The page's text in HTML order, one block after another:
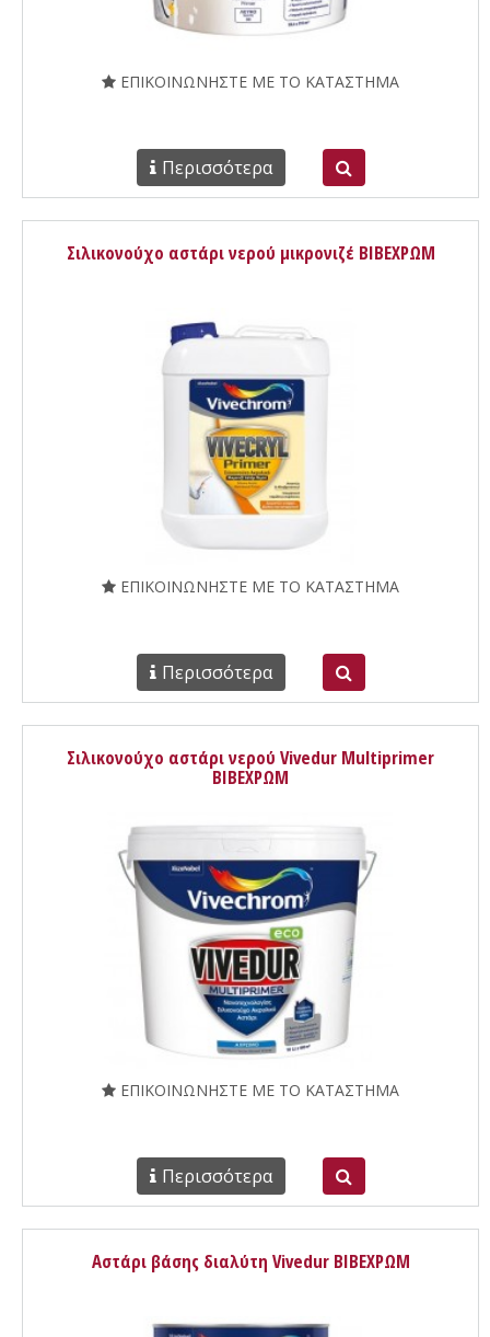
ΕΠΙΚΟΙΝΩΝΗΣΤΕ ΜΕ ΤΟ ΚΑΤΑΣΤΗΜΑ
Περισσότερα
Σιλικονούχο αστάρι νερού μικρονιζέ ΒΙΒΕΧΡΩΜ
ΕΠΙΚΟΙΝΩΝΗΣΤΕ ΜΕ ΤΟ ΚΑΤΑΣΤΗΜΑ
Περισσότερα
Σιλικονούχο αστάρι νερού Vivedur Multiprimer
ΒΙΒΕΧΡΩΜ
ΕΠΙΚΟΙΝΩΝΗΣΤΕ ΜΕ ΤΟ ΚΑΤΑΣΤΗΜΑ
Περισσότερα
Αστάρι βάσης διαλύτη Vivedur ΒΙΒΕΧΡΩΜ